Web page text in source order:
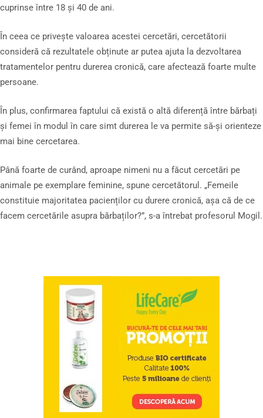
cuprinse între 18 și 40 de ani.
În ceea ce privește valoarea acestei cercetări, cercetătorii
consideră că rezultatele obținute ar putea ajuta la dezvoltarea
tratamentelor pentru durerea cronică, care afectează foarte multe
persoane.
În plus, confirmarea faptului că există o altă diferență între bărbați
și femei în modul în care simt durerea le va permite să-și orienteze
mai bine cercetarea.
Până foarte de curând, aproape nimeni nu a făcut cercetări pe
animale pe exemplare feminine, spune cercetătorul. „Femeile
constituie majoritatea pacienților cu durere cronică, așa că de ce
facem cercetările asupra bărbaților?”, s-a întrebat profesorul Mogil.